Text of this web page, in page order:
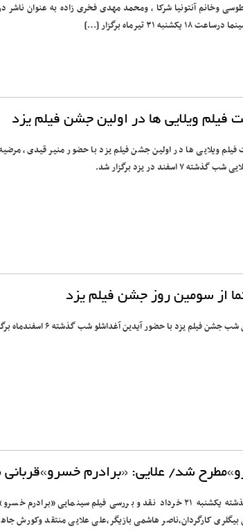
وخانم آنتونیا شرکا ، ومحمد مهدی فخری زاده به عنوان ناشر
۱۸ یکشنبه ۳۱ تیرماه برگزار […]
ویلایی ها در اولین جشن فیلم یزد
ویلایی ها در اولین جشن فیلم یزد با حضور منیر قیدی،
۷ اسفند در یزد برگزار شد.
از سومین روز جشن فیلم یزد
جشن فیلم یزد با حضور آیدین آغداشلو شب گذشته ۶ اسفندماه برگزار شد.
شد/ علایی: «برادرم
روز گذشته یکشنبه ۲۱ خرداد نقد و بررسی فیلم سینمایی «برادرم
کارگردان،ناصر هاشمی بازیگر،علی علایی منتقد وکورش